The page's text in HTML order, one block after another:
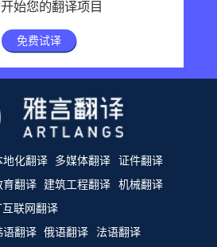
始您的翻译项目
免费试译
地化翻译 多媒体翻译 证件翻译
育翻译 建筑工程翻译 机械翻译
互联网翻译
语翻译 俄语翻译
法语翻译